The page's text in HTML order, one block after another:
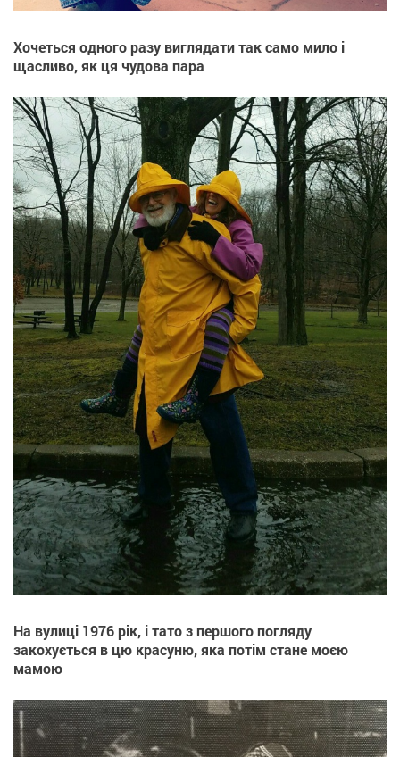
Хочеться одного разу виглядати так само мило і
щасливо, як ця чудова пара
На вулиці 1976 рік, і тато з першого погляду
закохується в цю красуню, яка потім стане моєю
мамою